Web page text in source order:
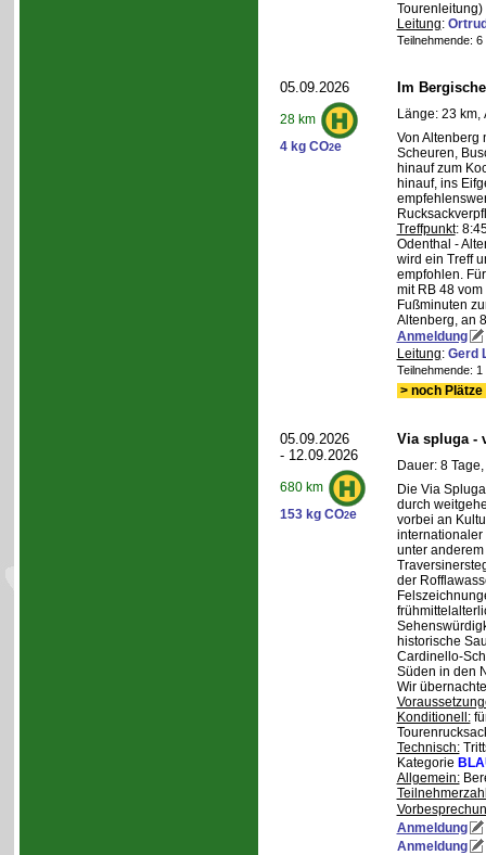
Tourenleitung)
Leitung:
Teilnehmende:
05.09.2026
28 km
4 kg CO2e
Im
Länge: 23 km,
Von Altenberg
Scheuren,
hinauf zum
hinauf, ins
Treffpunkt:
Odenthal -
wird ein Treff
empfohlen.
mit RB 48
Fußminuten
Altenberg, an
Anmeldung
Leitung: Gerd
Teilnehmende:
> noch
05.09.2026
- 12.09.2026
680 km
153 kg CO2e
Via spluga -
Dauer: 8
Die Via
durch
vorbei an
internationaler
unter
der
historische
Cardinello-
Süden in den
Wir
Konditionell:
Technisch:
Kategorie
Allgemein:
Anmeldung
Anmeldung